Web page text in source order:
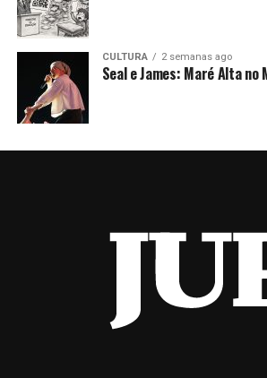
CULTURA 2 semanas ago
Seal e James: Maré Alta no